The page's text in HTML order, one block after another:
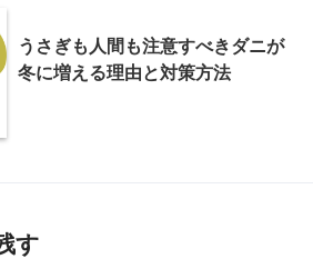
うさぎも人間も注意すべきダニが
冬に増える理由と対策方法
す